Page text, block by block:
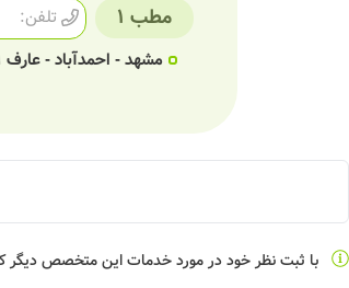
مطب 1 تلفن:
مشهد - احمدآباد - عارف 1 - ساختمان بزرگمهر - طبقه 3
با ثبت نظر خود در مورد خدمات این متخصص دیگر